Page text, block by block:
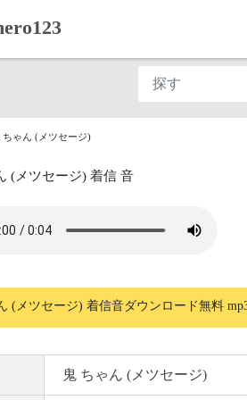
ちゃん (メツセージ)
(メツセージ) 着信 音
(メツセージ) 着信音ダウンロード無料
鬼 ちゃん (メツセージ)